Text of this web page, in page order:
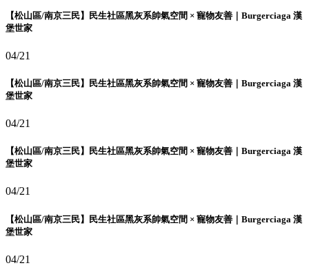
【松山區/南京三民】民生社區黑灰系帥氣空間 × 寵物友善｜Burgerciaga 漢
堡世家
04/21
【松山區/南京三民】民生社區黑灰系帥氣空間 × 寵物友善｜Burgerciaga 漢
堡世家
04/21
【松山區/南京三民】民生社區黑灰系帥氣空間 × 寵物友善｜Burgerciaga 漢
堡世家
04/21
【松山區/南京三民】民生社區黑灰系帥氣空間 × 寵物友善｜Burgerciaga 漢
堡世家
04/21